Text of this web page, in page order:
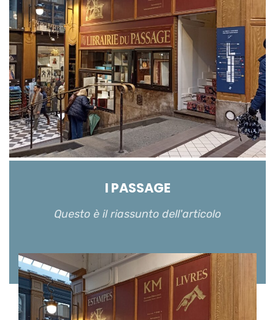
I PASSAGE
Questo è il riassunto dell'articolo